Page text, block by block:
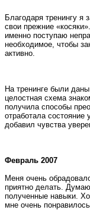
Благодаря тренингу я
свои прежние
именно поступаю
необходимое, чтобы
активно.
На тренинге были
целостная схема
получила способы
отработала состояние
добавил чувства
Февраль 2007
Меня очень
приятно делать.
полученные навыки.
мне очень